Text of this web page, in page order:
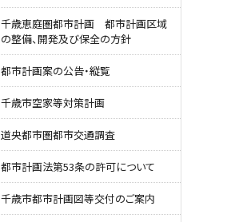
千歳恵庭圏都市計画 都市計画区域
の整備、開発及び保全の方針
都市計画案の公告・縦覧
千歳市空家等対策計画
道央都市圏都市交通調査
都市計画法第53条の許可について
千歳市都市計画図等交付のご案内